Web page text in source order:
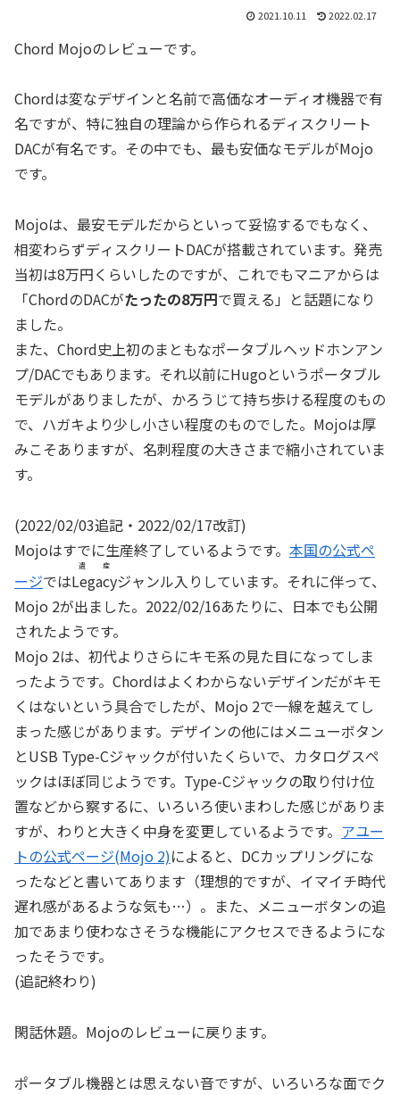
2021.10.11 2022.02.17
Chord Mojoのレビューです。
Chordは変なデザインと名前で高価なオーディオ機器で有
名ですが、特に独自の理論から作られるディスクリート
DACが有名です。その中でも、最も安価なモデルがMojo
です。
Mojoは、最安モデルだからといって妥協するでもなく、
相変わらずディスクリートDACが搭載されています。発売
当初は8万円くらいしたのですが、これでもマニアからは
「ChordのDACがたったの8万円で買える」と話題になり
ました。
また、Chord史上初のまともなポータブルヘッドホンアン
プ/DACでもあります。それ以前にHugoというポータブル
モデルがありましたが、かろうじて持ち歩ける程度のもの
で、ハガキより少し小さい程度のものでした。Mojoは厚
みこそありますが、名刺程度の大きさまで縮小されていま
す。
(2022/02/03追記・2022/02/17改訂)
Mojoはすでに生産終了しているようです。 本国の公式ペ
ージではLegacy
遺産
ジャンル入りしています。それに伴って、
Mojo 2が出ました。2022/02/16あたりに、日本でも公開
されたようです。
Mojo 2は、初代よりさらにキモ系の見た目になってしま
ったようです。Chordはよくわからないデザインだがキモ
くはないという具合でしたが、Mojo 2で一線を越えてし
まった感じがあります。デザインの他にはメニューボタン
とUSB Type-Cジャックが付いたくらいで、カタログスペ
ックはほぼ同じようです。Type-Cジャックの取り付け位
置などから察するに、いろいろ使いまわした感じがありま
すが、わりと大きく中身を変更しているようです。 アユー
トの公式ページ(Mojo 2)によると、DCカップリングにな
ったなどと書いてあります（理想的ですが、イマイチ時代
遅れ感があるような気も…）。また、メニューボタンの追
加であまり使わなさそうな機能にアクセスできるようにな
ったそうです。
(追記終わり)
閑話休題。Mojoのレビューに戻ります。
ポータブル機器とは思えない音ですが、いろいろな面でク